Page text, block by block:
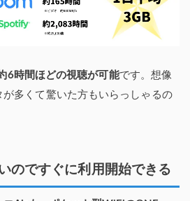
6時間ほどの視聴が可能です。想像
が多くて驚いた方もいらっしゃるの
のですぐに利用開始できる